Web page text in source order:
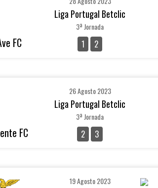
FC
Liga Portugal Betclic
3ª Jornada
1 2
FC
26 Agosto 2023
Liga Portugal Betclic
3ª Jornada
2 3
19 Agosto 2023